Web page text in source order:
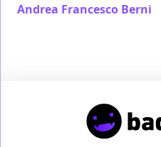
Andrea Francesco Berni